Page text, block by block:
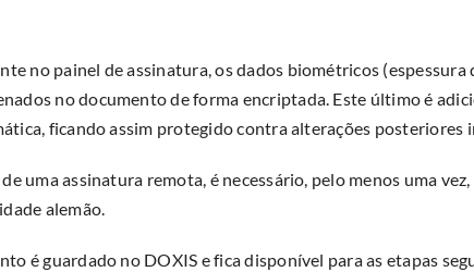
no painel de assinatura, os dados biométricos (espessura
no documento de forma encriptada. Este último é
ficando assim protegido contra alterações posteriores
uma assinatura remota, é necessário, pelo menos uma
alemão.
é guardado no DOXIS e fica disponível para as etapas